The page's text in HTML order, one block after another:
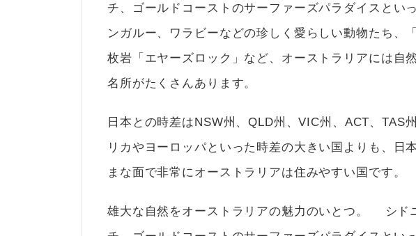
チ、ゴールドコーストのサーファーズパラダイスとい
ンガルー、ワラビーなどの珍しく愛らしい動物たち、
枚岩「エヤーズロック」など、オーストラリアには自
名所がたくさんあります。
日本との時差はNSW州、QLD州、VIC州、ACT、TAS
リカやヨーロッパといった時差の大きい国よりも、日
まな面で非常にオーストラリアは住みやすい国です。
雄大な自然をオーストラリアの魅力のいとつ。 シド